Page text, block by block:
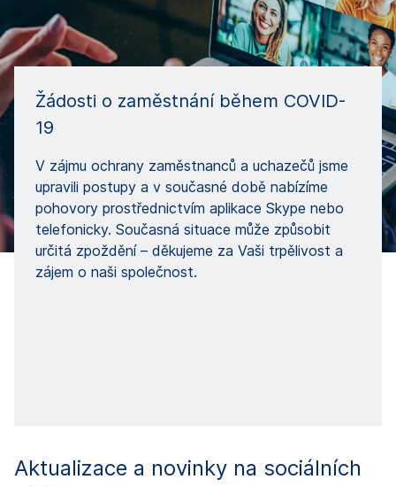
Žádosti o zaměstnání během COVID-
19
V zájmu ochrany zaměstnanců a uchazečů jsme
upravili postupy a v současné době nabízíme
pohovory prostřednictvím aplikace Skype nebo
telefonicky. Současná situace může způsobit
určitá zpoždění – děkujeme za Vaši trpělivost a
zájem o naši společnost.
Aktualizace a novinky na sociálních